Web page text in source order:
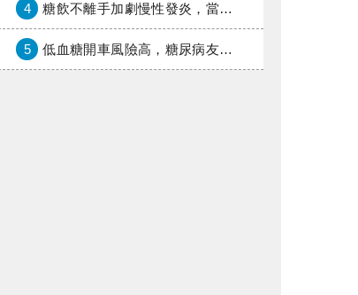
4 糖飲不離手加劇慢性發炎，當心老化與慢性病提早報到
5 低血糖開車風險高，糖尿病友上路必學的安全守則